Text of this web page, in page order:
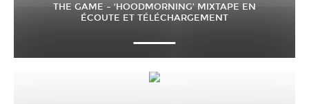
THE GAME – ‘HOODMORNING’ MIXTAPE EN
ÉCOUTE ET TÉLÉCHARGEMENT